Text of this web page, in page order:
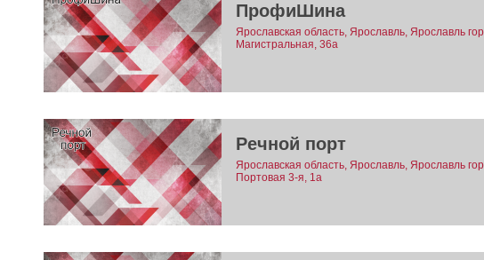
ПрофиШина
Ярославская область, Ярославль, Ярославль
Магистральная, 36а
Речной порт
Ярославская область, Ярославль, Ярославль
Портовая 3-я, 1а